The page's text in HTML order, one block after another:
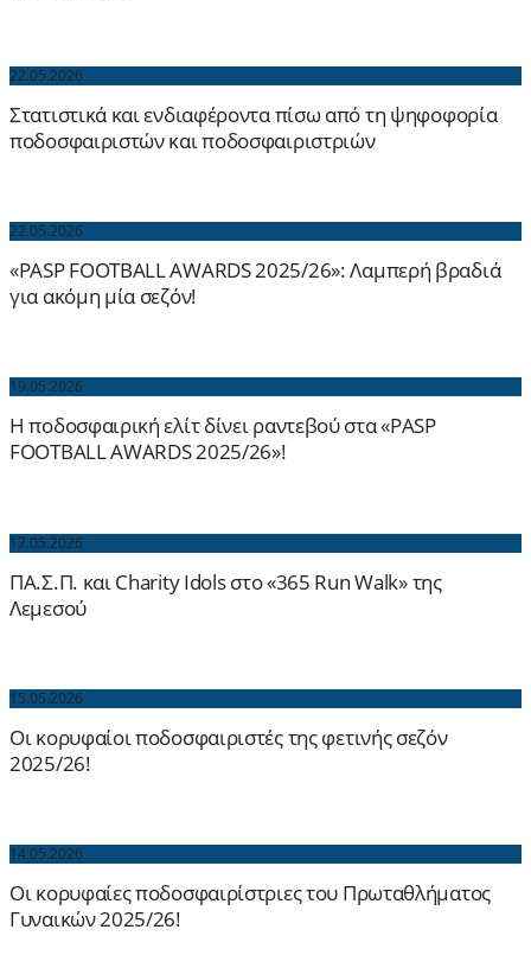
22.05.2026
Στατιστικά και ενδιαφέροντα πίσω από τη ψηφοφορία
ποδοσφαιριστών και ποδοσφαιριστριών
22.05.2026
«PASP FOOTBALL AWARDS 2025/26»: Λαμπερή βραδιά
για ακόμη μία σεζόν!
19.05.2026
Η ποδοσφαιρική ελίτ δίνει ραντεβού στα «PASP
FOOTBALL AWARDS 2025/26»!
17.05.2026
ΠΑ.Σ.Π. και Charity Idols στο «365 Run Walk» της
Λεμεσού
15.05.2026
Οι κορυφαίοι ποδοσφαιριστές της φετινής σεζόν
2025/26!
14.05.2026
Οι κορυφαίες ποδοσφαιρίστριες του Πρωταθλήματος
Γυναικών 2025/26!